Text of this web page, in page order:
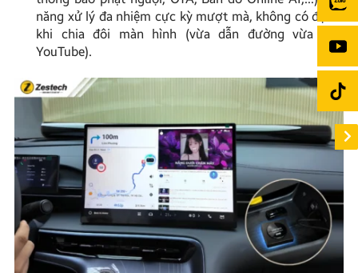
năng xử lý đa nhiệm cực kỳ mượt mà, không có độ trễ
khi chia đôi màn hình (vừa dẫn đường vừa xem
YouTube).